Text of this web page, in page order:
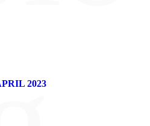
2023